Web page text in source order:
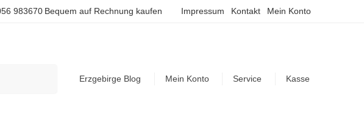
983670 Bequem auf Rechnung kaufen Impressum Kontakt Mein Konto
Erzgebirge Blog Mein Konto Service Kasse